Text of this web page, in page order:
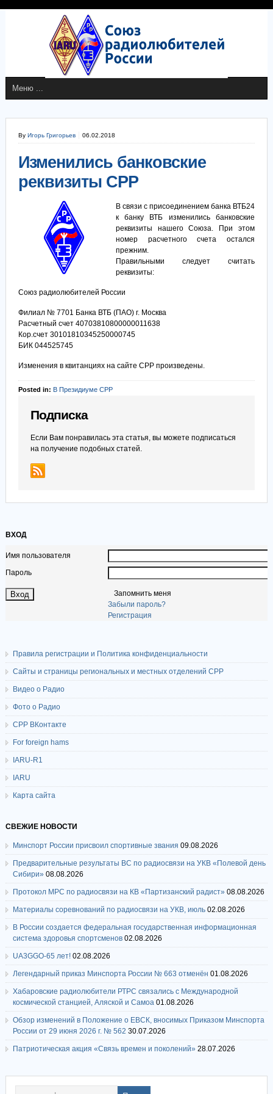
By Игорь Григорьев 06.02.2018
Изменились банковские
реквизиты СРР
В связи с присоединением банка ВТБ24
к банку ВТБ изменились банковские
реквизиты нашего Союза. При этом
номер расчетного счета остался
прежним.
Правильными следует считать
реквизиты:
Союз радиолюбителей России
Филиал № 7701 Банка ВТБ (ПАО) г. Москва
Расчетный счет 40703810800000011638
Кор.счет 30101810345250000745
БИК 044525745
Изменения в квитанциях на сайте СРР произведены.
Posted in: В Президиуме СРР
Подписка
Если Вам понравилась эта статья, вы можете подписаться
на получение подобных статей.
ВХОД
Имя пользователя
Пароль
Запомнить меня
Забыли пароль?
Регистрация
Правила регистрации и Политика конфиденциальности
Сайты и страницы региональных и местных отделений СРР
Видео о Радио
Фото о Радио
СРР ВКонтакте
For foreign hams
IARU-R1
IARU
Карта сайта
СВЕЖИЕ НОВОСТИ
Минспорт России присвоил спортивные звания 09.08.2026
Предварительные результаты ВС по радиосвязи на УКВ «Полевой день
Сибири» 08.08.2026
Протокол МРС по радиосвязи на КВ «Партизанский радист» 08.08.2026
Материалы соревнований по радиосвязи на УКВ, июль 02.08.2026
В России создается федеральная государственная информационная
система здоровья спортсменов 02.08.2026
UA3GGO-65 лет! 02.08.2026
Легендарный приказ Минспорта России № 663 отменён 01.08.2026
Хабаровские радиолюбители РТРС связались с Международной
космической станцией, Аляской и Самоа 01.08.2026
Обзор изменений в Положение о ЕВСК, вносимых Приказом Минспорта
России от 29 июня 2026 г. № 562 30.07.2026
Патриотическая акция «Связь времен и поколений» 28.07.2026